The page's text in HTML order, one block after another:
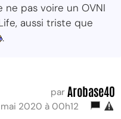
pas voire un OVNI
aussi triste que
.
par Arobase40
2020 à 00h12